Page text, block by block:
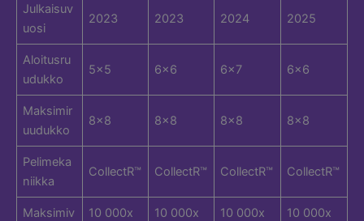
Julkaisuv
uosi
2023 2023 2024 2025
Aloitusru
udukko
5×5 6×6 6×7 6×6
Maksimir
uudukko
8×8 8×8 8×8 8×8
Pelimeka
niikka
CollectR™ CollectR™ CollectR™ CollectR™
Maksimiv
10 000x
10 000x
10 000x
10 000x